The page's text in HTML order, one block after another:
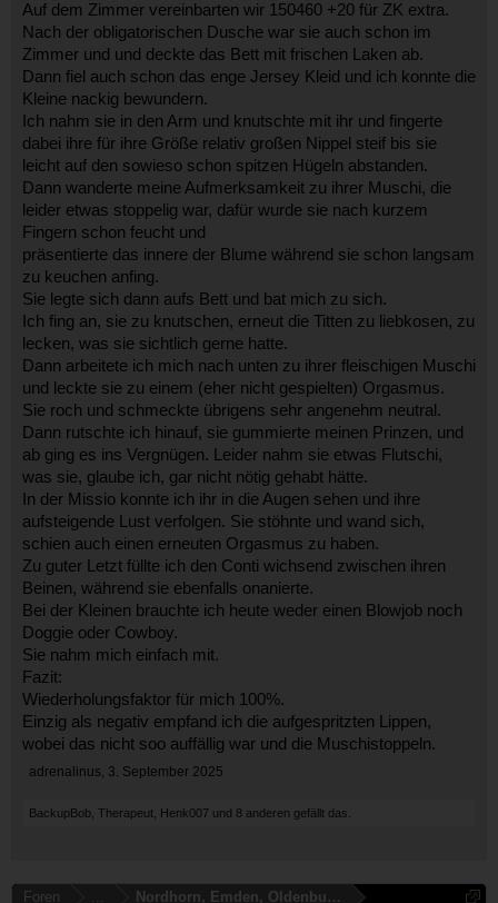
Auf dem Zimmer vereinbarten wir 150460 +20 für ZK extra.
Nach der obligatorischen Dusche war sie auch schon im
Zimmer und und deckte das Bett mit frischen Laken ab.
Dann fiel auch schon das enge Jersey Kleid und ich konnte die
Kleine nackig bewundern.
Ich nahm sie in den Arm und knutschte mit ihr und fingerte
dabei ihre für ihre Größe relativ großen Nippel steif bis sie
leicht auf den sowieso schon spitzen Hügeln abstanden.
Dann wanderte meine Aufmerksamkeit zu ihrer Muschi, die
leider etwas stoppelig war, dafür wurde sie nach kurzem
Fingern schon feucht und
präsentierte das innere der Blume während sie schon langsam
zu keuchen anfing.
Sie legte sich dann aufs Bett und bat mich zu sich.
Ich fing an, sie zu knutschen, erneut die Titten zu liebkosen, zu
lecken, was sie sichtlich gerne hatte.
Dann arbeitete ich mich nach unten zu ihrer fleischigen Muschi
und leckte sie zu einem (eher nicht gespielten) Orgasmus.
Sie roch und schmeckte übrigens sehr angenehm neutral.
Dann rutschte ich hinauf, sie gummierte meinen Prinzen, und
ab ging es ins Vergnügen. Leider nahm sie etwas Flutschi,
was sie, glaube ich, gar nicht nötig gehabt hätte.
In der Missio konnte ich ihr in die Augen sehen und ihre
aufsteigende Lust verfolgen. Sie stöhnte und wand sich,
schien auch einen erneuten Orgasmus zu haben.
Zu guter Letzt füllte ich den Conti wichsend zwischen ihren
Beinen, während sie ebenfalls onanierte.
Bei der Kleinen brauchte ich heute weder einen Blowjob noch
Doggie oder Cowboy.
Sie nahm mich einfach mit.
Fazit:
Wiederholungsfaktor für mich 100%.
Einzig als negativ empfand ich die aufgespritzten Lippen,
wobei das nicht soo auffällig war und die Muschistoppeln.
adrenalinus, 3. September 2025
BackupBob, Therapeut, Henk007 und 8 anderen gefällt das.
Foren ... Nordhorn, Emden, Oldenburg, Cloppenburg